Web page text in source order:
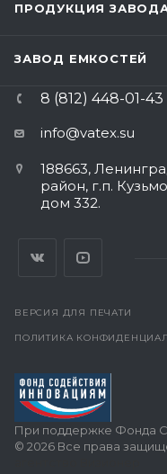
ПРОДУКЦИЯ
ЗАВОД ЕМКОСТЕЙ
8 (812) 448-01-43
info@vatex.su
188663,
район, г.п.
дом 332.
ВЕРСИЯ ДЛЯ ПЕЧАТИ
ПОЛИТИКА
При поддержке Фонда
© 2026 Все права